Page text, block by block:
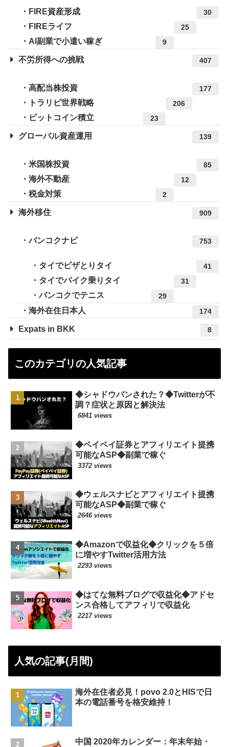
FIRE資産形成 30
FIREライフ 25
AI副業で小遣い稼ぎ 9
不労所得への挑戦 407
高配当株投資 177
トラリピ世界戦略 206
ビットコイン積立 23
グローバル資産運用 139
米国株投資 85
海外不動産 12
税金対策 2
海外移住 909
バンコクナビ 753
タイでビザとりタイ 41
タイでバイク乗りタイ 31
バンコクでテニス 29
海外在住日本人 174
Expats in BKK 8
このカテゴリの人気記事
◆シャドウバンされた？◆Twitterが不
調？症状と原因と解決法
6841 views
◆ペイペイ証券とアフィリエイト提携
可能なASP◆副業で稼ぐ
3372 views
◆ウェルスナビとアフィリエイト提携
可能なASP◆副業で稼ぐ
2646 views
◆Amazonで収益化◆クリックを５倍
に増やすTwitter活用方法
2293 views
◆はてな無料ブログで収益化◆アドセ
ンス合格してアフィリで収益化
2217 views
人気の記事(月間)
海外在住者必見！povo 2.0とHISで日
本の電話番号を格安維持！
中国 2020年カレンダー：年末年始・